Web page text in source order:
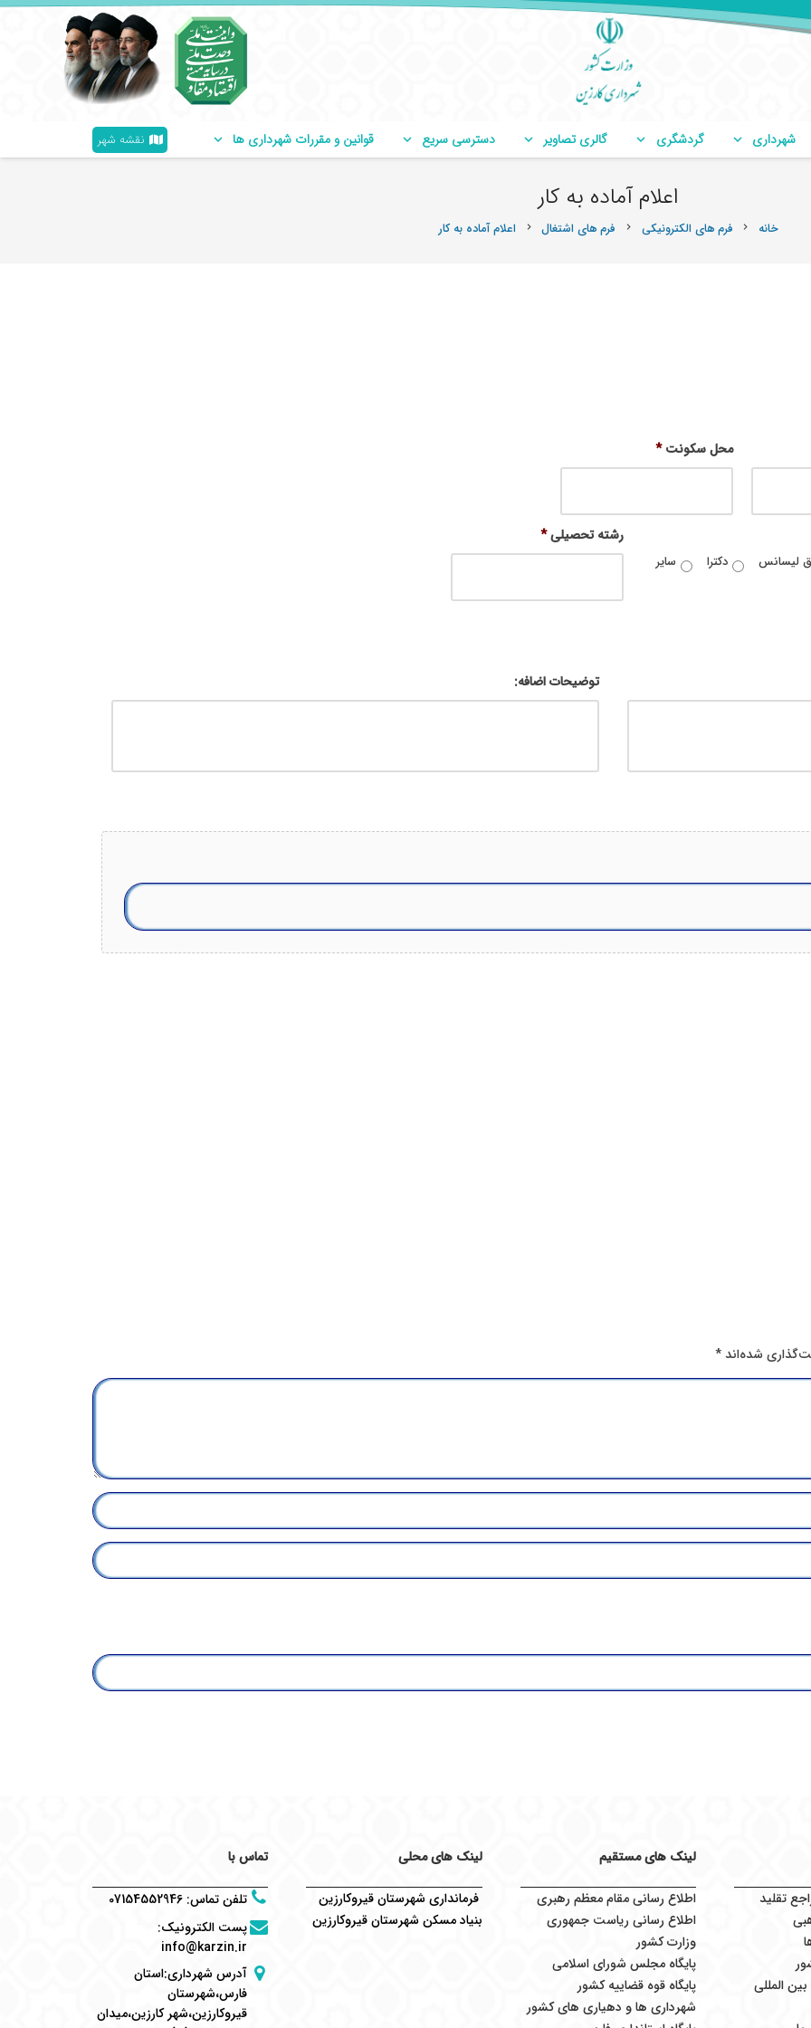
شهرداری گردشگری گالری تصاویر دسترسی سریع قوانین و مقررات شهرداری ها نقشه شهر
اعلام آماده به کار
خانه chevron_right فرم های الکترونیکی chevron_right فرم های اشتغال chevron_right اعلام آماده به کار
محل سکونت *
لیسانس دکترا سایر
رشته تحصیلی*
توضیحات اضافه:
شده‌اند *
تقلید
المللی
لینک های مستقیم
اطلاع رسانی مقام معظم رهبری
اطلاع رسانی ریاست جمهوری
وزارت کشور
پایگاه مجلس شورای اسلامی
پایگاه قوه قضاییه کشور
شهرداری ها و دهیاری های کشور
لینک های محلی
فرمانداری شهرستان قیروکارزین
بنیاد مسکن شهرستان قیروکارزین
تماس با
تلفن تماس:
07154552946
پست الکترونیک:
info@karzin.ir
آدرس شهرداری:استان
فارس،شهرستان
قیروکارزین،شهر کارزین،میدان